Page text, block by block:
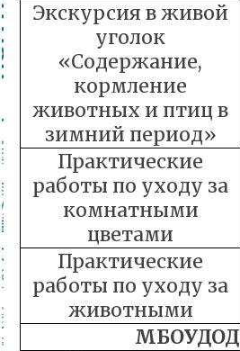
Экскурсия в живой
уголок
«Содержание,
кормление
животных и птиц в
зимний период»
Практические
работы по уходу за
комнатными
цветами
Практические
работы по уходу за
животными
МБОУДОД